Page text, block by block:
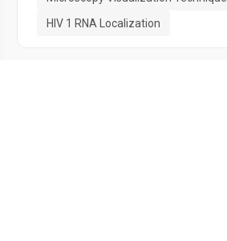
HIV 1 RNA Localization